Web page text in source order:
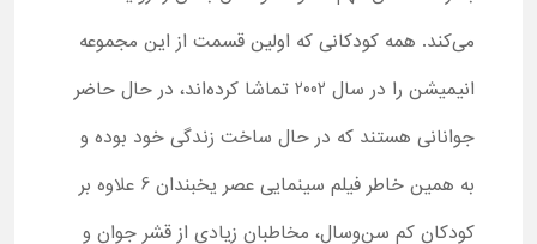
می‌کند. همه کودکانی که اولین قسمت از این مجموعه
انیمیشن را در سال 2002 تماشا کرده‌اند، در حال حاضر
جوانانی هستند که در حال ساخت زندگی خود بوده و
به همین خاطر فیلم سینمایی عصر یخبندان 6 علاوه بر
کودکان کم سن‌وسال، مخاطبان زیادی از قشر جوان و